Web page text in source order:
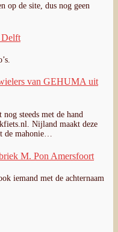
op de site, dus nog geen
Delft
van GEHUMA uit
steeds met de hand
Nijland maakt deze
de mahonie…
M. Pon Amersfoort
iemand met de achternaam